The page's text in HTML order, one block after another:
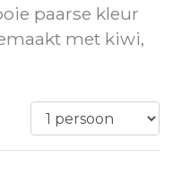
paarse kleur
met kiwi,